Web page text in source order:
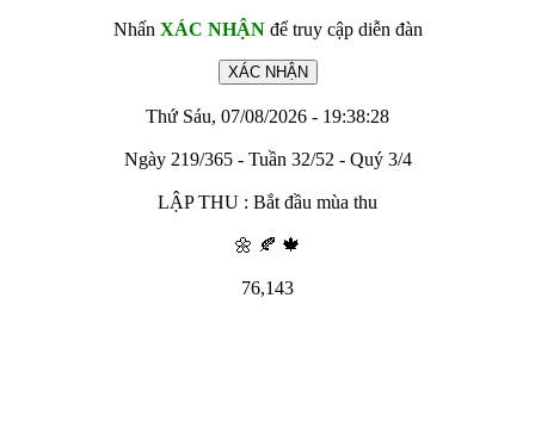
Nhấn XÁC NHẬNđể truy cập diễn đàn
Thứ Sáu, 07/08/2026 - 19:38:28
Ngày 219/365 - Tuần 32/52 - Quý 3/4
LẬP THU : Bắt đầu mùa thu
🌼 🍂 🍁
76,143